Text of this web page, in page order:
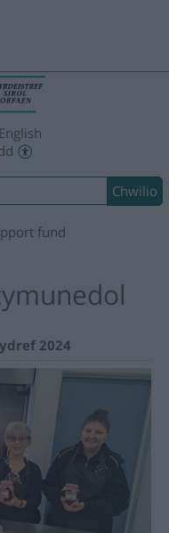
English
fund
2024